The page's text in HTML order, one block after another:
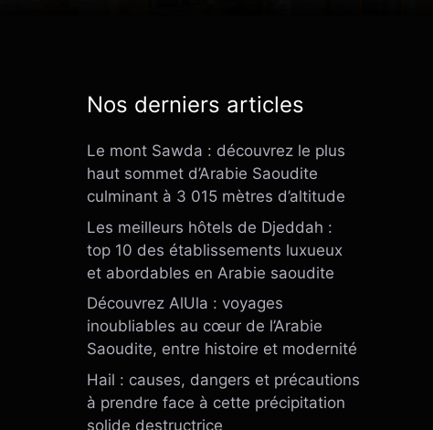
Nos derniers articles
Le mont Sawda : découvrez le plus
haut sommet d’Arabie Saoudite
culminant à 3 015 mètres d’altitude
Les meilleurs hôtels de Djeddah :
top 10 des établissements luxueux
et abordables en Arabie saoudite
Découvrez AlUla : voyages
inoubliables au cœur de l’Arabie
Saoudite, entre histoire et modernité
Hail : causes, dangers et précautions
à prendre face à cette précipitation
solide destructrice